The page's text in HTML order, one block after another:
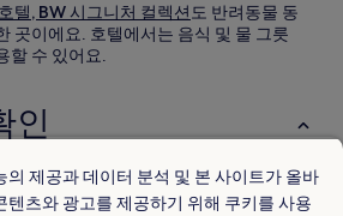
텔, BW 시그니처 컬렉션도 반려동물 동
곳이에요. 호텔에서는 음식 및 물 그릇
할 수 있어요.
인
의 제공과 데이터 분석 및 본 사이트가 올바
텐츠와 광고를 제공하기 위해 쿠키를 사용